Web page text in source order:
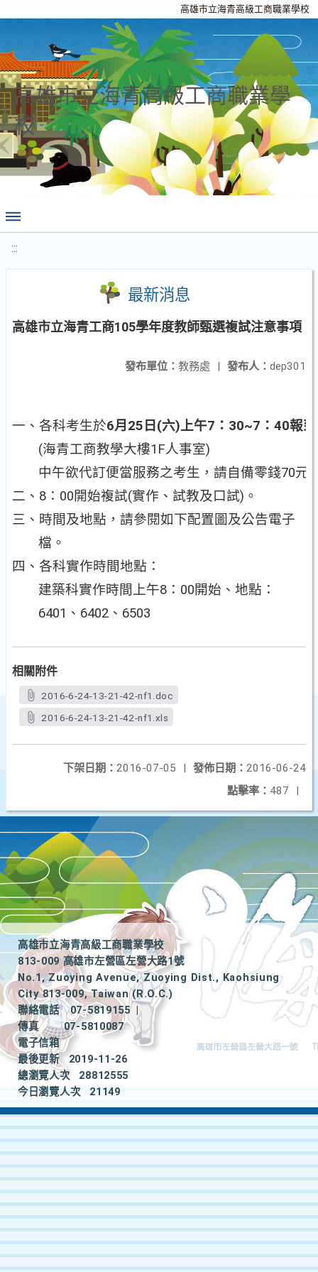
高雄市立海青高級工商職業學校
高雄市立海青高級工商職業學
校
:::
最新消息
高雄市立海青工商105學年度教師甄選複試注意事項
發布人： dep301
發布單位： 教務處 |
一、各科考生於6月25日(六)上午7：30~7：40報到
(海青工商教學大樓1F人事室)
中午欲代訂便當服務之考生，請自備零錢70元
二、8：00開始複試(實作、試教及口試)。
三、時間及地點，請參閱如下配置圖及公告電子
檔。
四、各科實作時間地點：
建築科實作時間上午8：00開始、地點：
6401、6402、6503
相關附件
2016-6-24-13-21-42-nf1.doc
2016-6-24-13-21-42-nf1.xls
發佈日期： 2016-06-24
下架日期： 2016-07-05
|
點擊率： 487 |
高雄市立海青高級工商職業學校
813-009 高雄市左營區左營大路1號
No.1, Zuoying Avenue, Zuoying Dist., Kaohsiung
City 813-009, Taiwan (R.O.C.)
聯絡電話
07-5819155
|
傳真
07-5810087
電子信箱
最後更新
2019-11-26
總瀏覽人次
28812555
今日瀏覽人次
21149